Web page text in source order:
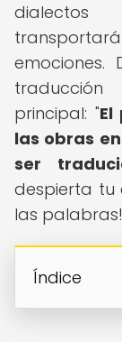
principal: "
las obras
ser
despierta tu
las palabras!
Índice